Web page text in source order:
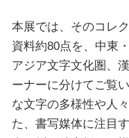
本展では、そのコレ
資料約80点を、中東
アジア文字文化圏、
ーナーに分けてご覧
な文字の多様性や人
た、書写媒体に注目